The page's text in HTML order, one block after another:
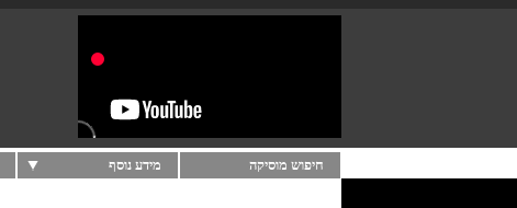
חיפוש מוסיקה מידע נוסף